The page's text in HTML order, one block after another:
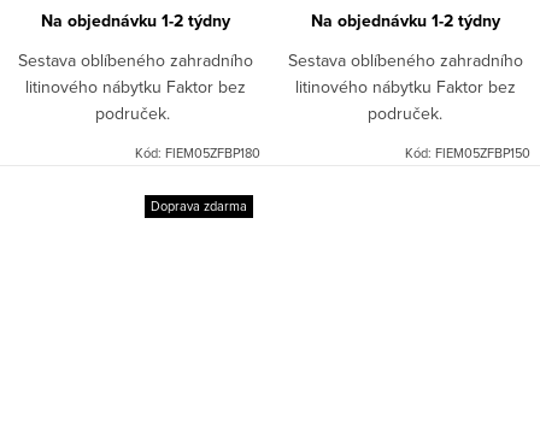
Na objednávku 1-2 týdny
Sestava oblíbeného zahradního
litinového nábytku Faktor bez
područek.
Kód: FIEM05ZFBP180
Na objednávku 1-2 týdny
Sestava oblíbeného zahradního
litinového nábytku Faktor bez
područek.
Kód: FIEM05ZFBP150
Doprava zdarma